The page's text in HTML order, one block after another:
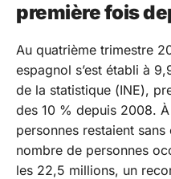
première fois
Au quatrième trimestre
espagnol s’est établi à
de la statistique (INE),
des 10 % depuis 2008.
personnes restaient
nombre de personnes
les 22,5 millions, un